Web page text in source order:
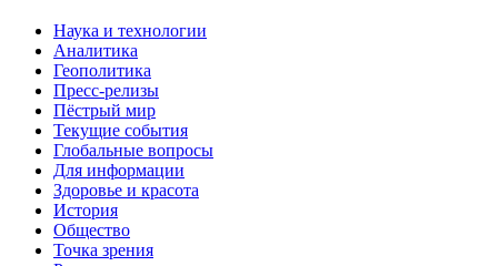
Наука и технологии
Аналитика
Геополитика
Пресс-релизы
Пёстрый мир
Текущие события
Глобальные вопросы
Для информации
Здоровье и красота
История
Общество
Точка зрения